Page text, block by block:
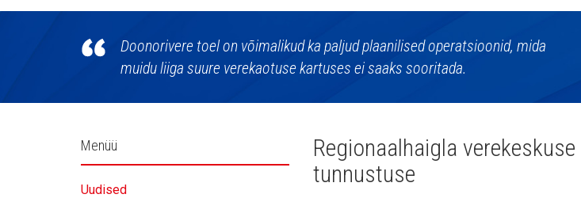
Põhja-
Doonorivere toel on võimalikud ka paljud plaanilised operatsioonid, mida
muidu liiga suure verekaotuse kartuses ei saaks sooritada.
Külgpaani
navigatsioon
Menüü
Uudised
Regionaalhaigla
tunnustuse